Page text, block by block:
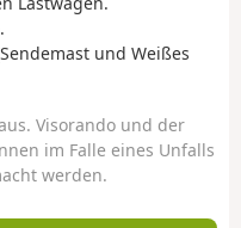
und Weißes
Visorando und der
im Falle eines Unfalls
werden.